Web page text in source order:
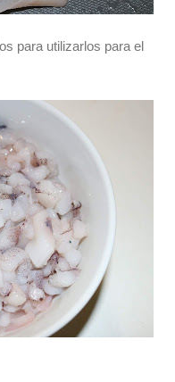
para utilizarlos para el